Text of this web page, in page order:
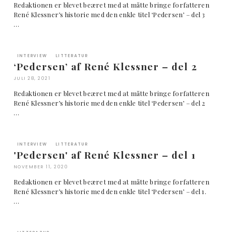
Redaktionen er blevet beæret med at måtte bringe forfatteren
René Klessner’s historie med den enkle titel ‘Pedersen’ – del 3
…
INTERVIEW LITTERATUR
‘Pedersen’ af René Klessner – del 2
JULI 28, 2021
Redaktionen er blevet beæret med at måtte bringe forfatteren
René Klessner’s historie med den enkle titel ‘Pedersen’ – del 2
…
INTERVIEW LITTERATUR
'Pedersen' af René Klessner – del 1
NOVEMBER 11, 2020
Redaktionen er blevet beæret med at måtte bringe forfatteren
René Klessner’s historie med den enkle titel ‘Pedersen’ – del 1.
…